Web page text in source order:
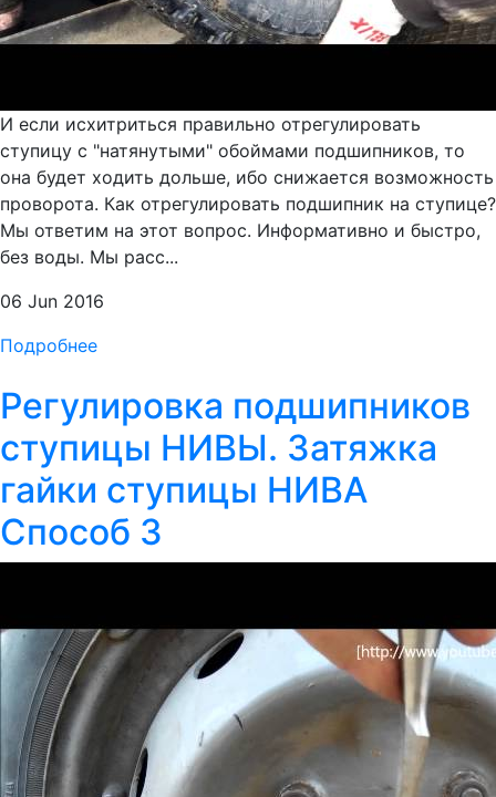
И если исхитриться правильно отрегулировать
ступицу с "натянутыми" обоймами подшипников, то
она будет ходить дольше, ибо снижается возможность
проворота. Как отрегулировать подшипник на ступице?
Мы ответим на этот вопрос. Информативно и быстро,
без воды. Мы расс...
06 Jun 2016
Подробнее
Регулировка подшипников
ступицы НИВЫ. Затяжка
гайки ступицы НИВА
Способ 3